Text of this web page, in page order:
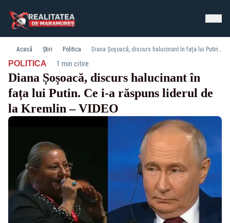
Acasă Știri Politica Diana Șoșoacă, discurs halucinant în fața lui Putin. Ce i-a răspuns liderul de la Kremlin – VIDEO
POLITICA· 1 min citire
Diana Șoșoacă, discurs halucinant în
fața lui Putin. Ce i-a răspuns liderul de
la Kremlin – VIDEO